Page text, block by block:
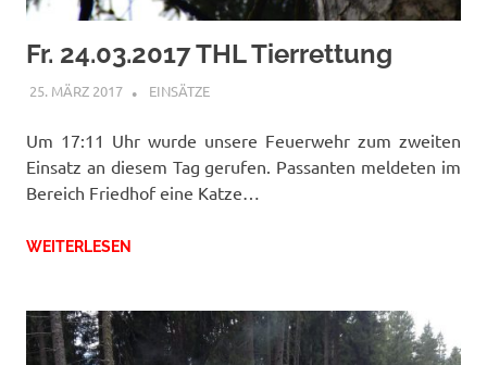
Fr. 24.03.2017 THL Tierrettung
25. MÄRZ 2017 RAINER SCHUCHTER
EINSÄTZE
Um 17:11 Uhr wurde unsere Feuerwehr zum zweiten
Einsatz an diesem Tag gerufen. Passanten meldeten im
Bereich Friedhof eine Katze…
WEITERLESEN